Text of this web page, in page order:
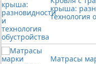
крыша:
технология
Матрасы